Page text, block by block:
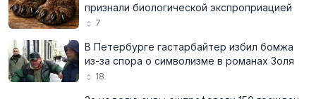
признали биологической экспроприацией
7
В Петербурге гастарбайтер избил бомжа
из-за спора о символизме в романах Золя
18